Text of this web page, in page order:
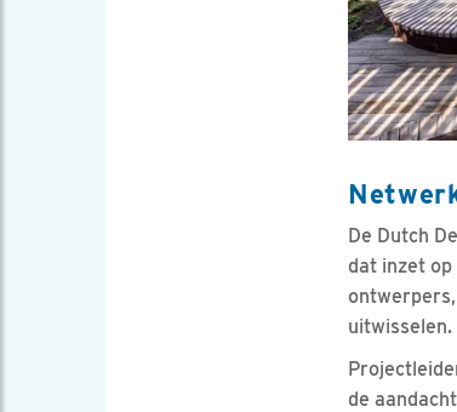
De Dutch
dat inzet
uitwisselen.
de